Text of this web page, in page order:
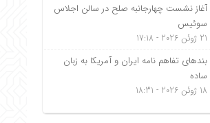
آغاز نشست چهارجانبه صلح در سالن اجلاس
سوئیس
21 ژوئن 2026 - 17:18
بندهای تفاهم نامه ایران و آمریکا به زبان
ساده
18 ژوئن 2026 - 18:31